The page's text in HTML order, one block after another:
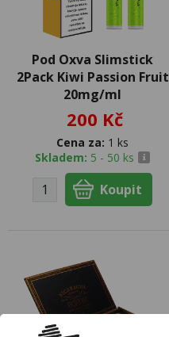
Pod Oxva Slimstick
2Pack Kiwi Passion Fruit
20mg/ml
200 Kč
Cena za: 1 ks
Skladem: 5 - 50 ks